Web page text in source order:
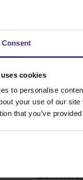
Consent
cookies
to personalise
your use of our
that you’ve
bloccaggio facendo
il ricambio.
Le